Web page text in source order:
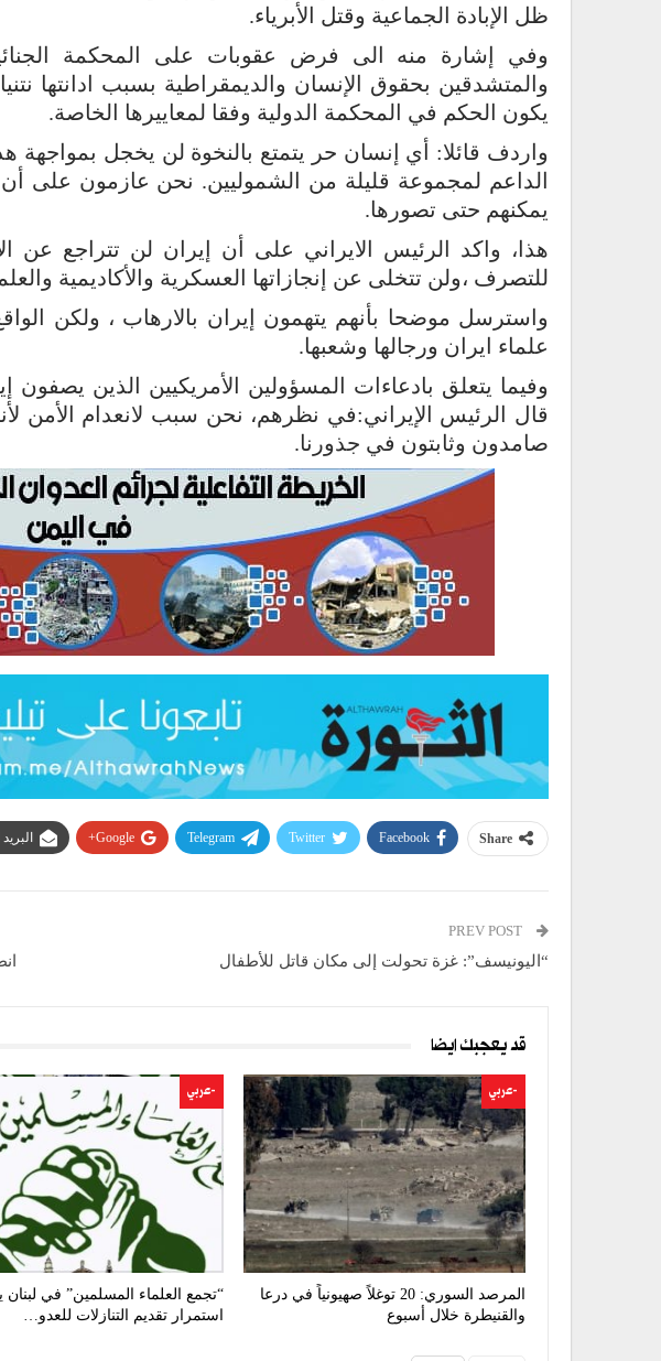
ظل الإبادة الجماعية وقتل الأبرياء.
وفي إشارة منه الى فرض عقوبات على المحكمة
والمتشدقين بحقوق الإنسان والديمقراطية بسبب ادانتها
يكون الحكم في المحكمة الدولية وفقا لمعاييرها الخاصة.
واردف قائلا: أي إنسان حر يتمتع بالنخوة لن يخجل
الداعم لمجموعة قليلة من الشموليين. نحن عازمون على أن
يمكنهم حتى تصورها.
هذا، واكد الرئيس الايراني على أن إيران لن تتراجع عن
للتصرف ،ولن تتخلى عن إنجازاتها العسكرية والأكاديمية
واسترسل موضحا بأنهم يتهمون إيران بالارهاب ، ولكن
علماء ايران ورجالها وشعبها.
وفيما يتعلق بادعاءات المسؤولين الأمريكيين الذين يصفون
قال الرئيس الإيراني:في نظرهم، نحن سبب لانعدام الأمن
صامدون وثابتون في جذورنا.
Share
Facebook
Twitter
Telegram
Google+
“اليونيسف”: غزة تحولت إلى مكان قاتل للأطفال
قد يعجبك ايضا
-عربي
المرصد السوري: 20 توغلاً صهيونياً في درعا
والقنيطرة خلال أسبوع
-عربي
“تجمع العلماء المسلمين” في لبنان
استمرار تقديم التنازلات للعدو…